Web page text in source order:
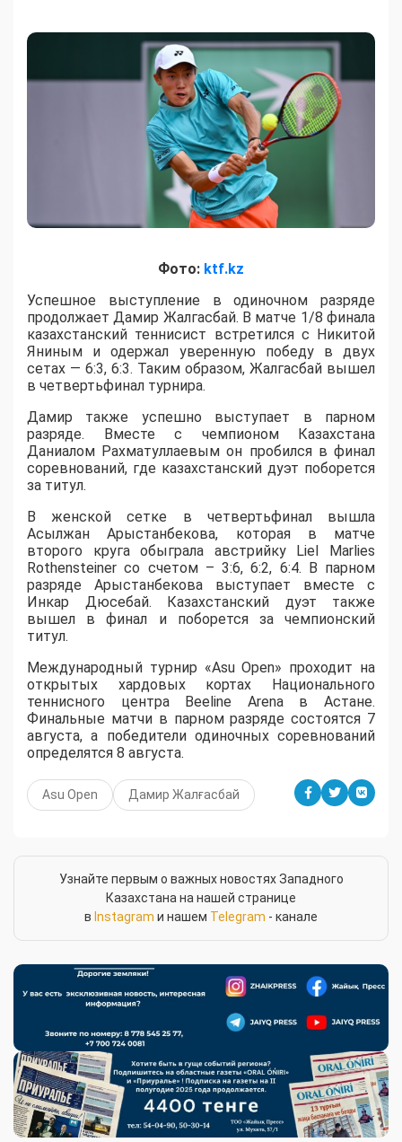
Фото: ktf.kz
Успешное выступление в одиночном разряде
продолжает Дамир Жалгасбай. В матче 1/8 финала
казахстанский теннисист встретился с Никитой
Яниным и одержал уверенную победу в двух
сетах — 6:3, 6:3. Таким образом, Жалгасбай вышел
в четвертьфинал турнира.
Дамир также успешно выступает в парном
разряде. Вместе с чемпионом Казахстана
Даниалом Рахматуллаевым он пробился в финал
соревнований, где казахстанский дуэт поборется
за титул.
В женской сетке в четвертьфинал вышла
Асылжан Арыстанбекова, которая в матче
второго круга обыграла австрийку Liel Marlies
Rothensteiner со счетом – 3:6, 6:2, 6:4. В парном
разряде Арыстанбекова выступает вместе с
Инкар Дюсебай. Казахстанский дуэт также
вышел в финал и поборется за чемпионский
титул.
Международный турнир «Asu Open» проходит на
открытых хардовых кортах Национального
теннисного центра Beeline Arena в Астане.
Финальные матчи в парном разряде состоятся 7
августа, а победители одиночных соревнований
определятся 8 августа.
Asu Open Дамир Жалғасбай
Узнайте первым о важных новостях Западного
Казахстана на нашей странице
в Instagram и нашем Telegram - канале